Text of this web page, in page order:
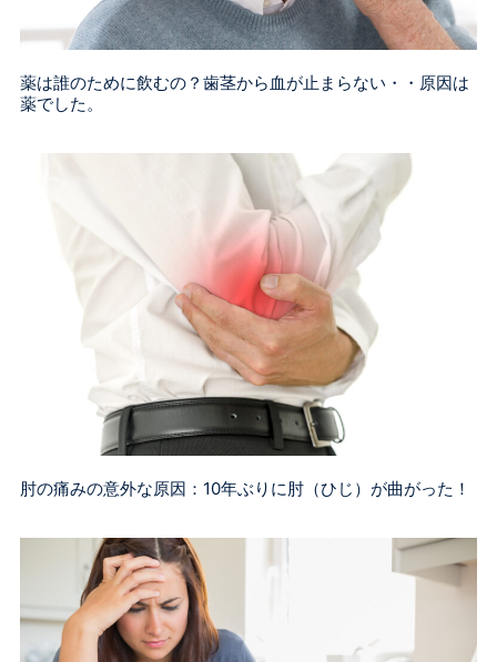
薬は誰のために飲むの？歯茎から血が止まらない・・原因は
薬でした。
肘の痛みの意外な原因：10年ぶりに肘（ひじ）が曲がった！